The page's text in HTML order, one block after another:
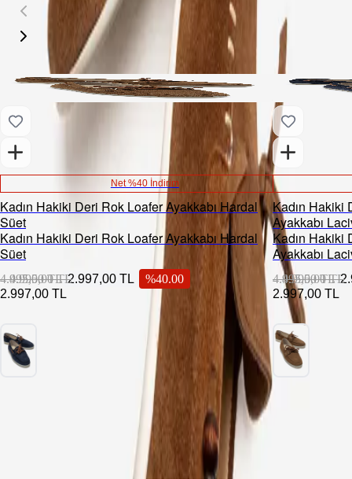
Net %40 İndirim
Kadın Hakiki Deri Rok Loafer Ayakkabı Hardal
Süet
Kadın Hakiki Deri Rok Loafer Ayakkabı Hardal
Süet
4.995,00 TL 2.997,00 TL %40.00
2.997,00 TL
4.995,00 TL
Kadın Hakiki
Ayakkabı
Kadın Hakiki
Ayakkabı
4.995,00 TL
2.997,00 TL
4.995,00 TL